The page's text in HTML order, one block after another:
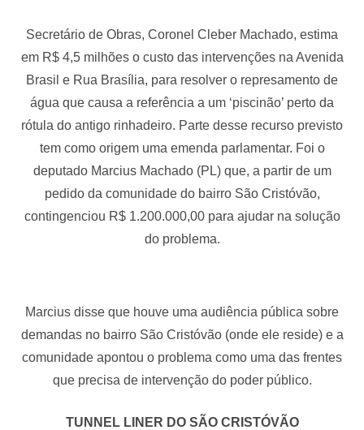
Secretário de Obras, Coronel Cleber Machado, estima
em R$ 4,5 milhões o custo das intervenções na Avenida
Brasil e Rua Brasília, para resolver o represamento de
água que causa a referência a um ‘piscinão’ perto da
rótula do antigo rinhadeiro. Parte desse recurso previsto
tem como origem uma emenda parlamentar. Foi o
deputado Marcius Machado (PL) que, a partir de um
pedido da comunidade do bairro São Cristóvão,
contingenciou R$ 1.200.000,00 para ajudar na solução
do problema.
Marcius disse que houve uma audiência pública sobre
demandas no bairro São Cristóvão (onde ele reside) e a
comunidade apontou o problema como uma das frentes
que precisa de intervenção do poder público.
TUNNEL LINER DO SÃO CRISTÓVÃO